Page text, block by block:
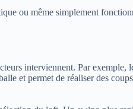
ou même simplement
interviennent. Par exemple,
et permet de réaliser des